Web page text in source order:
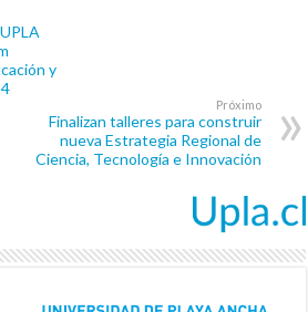
y
Próximo
Finalizan talleres para construir
nueva Estrategia Regional de
Ciencia, Tecnología e Innovación